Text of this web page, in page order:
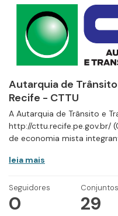
Autarquia de
Recife - CTTU
A Autarquia de Trânsito e
http://cttu.recife.pe.gov.br/
de economia mista
leia mais
Seguidores
0 29